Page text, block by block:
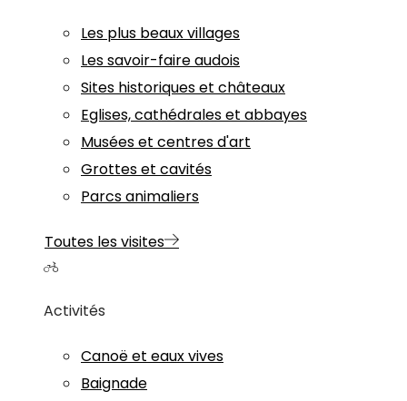
Les plus beaux villages
Les savoir-faire audois
Sites historiques et châteaux
Eglises, cathédrales et abbayes
Musées et centres d'art
Grottes et cavités
Parcs animaliers
Toutes les visites
Activités
Canoë et eaux vives
Baignade